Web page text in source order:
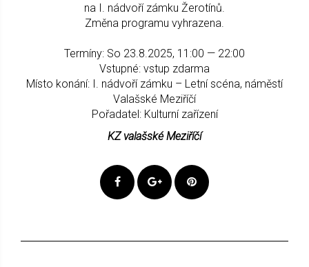
na I. nádvoří zámku Žerotínů.
Změna programu vyhrazena.
Termíny: So 23.8.2025, 11:00 — 22:00
Vstupné: vstup zdarma
Místo konání: I. nádvoří zámku – Letní scéna, náměstí
Valašské Meziříčí
Pořadatel: Kulturní zařízení
KZ valašské Meziříčí